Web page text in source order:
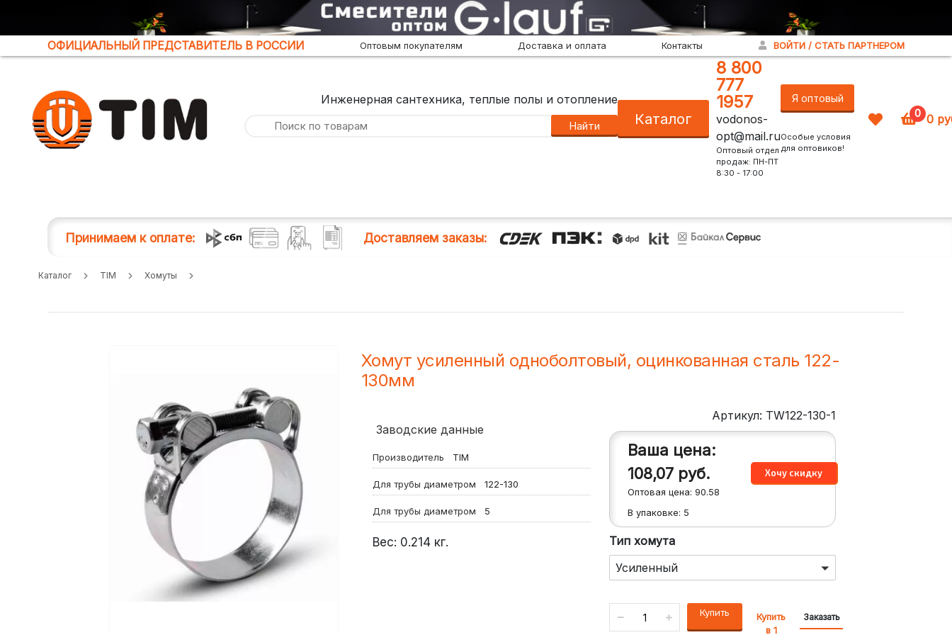
ОФИЦИАЛЬНЫЙ ПРЕДСТАВИТЕЛЬ В РОССИИ Оптовым покупателям Доставка и оплата Контакты ВОЙТИ / СТАТЬ ПАРТНЕРОМ
Инженерная сантехника, теплые полы и отопление
Найти Каталог
8 800
777
1957
vodonos-
opt@mail.ru
Оптовый отдел
продаж: ПН-ПТ
8:30 - 17:00
Я оптовый
Особые условия
для оптовиков!
0 0
Принимаем к оплате: Доставляем заказы:
Каталог TIM Хомуты
Хомут усиленный одноболтовый, оцинкованная сталь 122-
130мм
Заводские данные
Производитель TIM
Для трубы диаметром 122-130
Для трубы диаметром 5
Вес: 0.214 кг.
Артикул: TW122-130-1
Ваша цена:
108,07 руб.
Оптовая цена:90.58
В упаковке: 5
Тип хомута
Усиленный
Купить
Купить
в 1
Заказать